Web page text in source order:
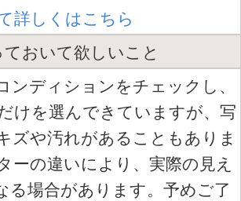
詳しくはこちら
ておいて欲しいこと
ンディションをチェックし、
けを選んできていますが、写
ズや汚れがあることもありま
ーの違いにより、実際の見え
る場合があります。予めご了